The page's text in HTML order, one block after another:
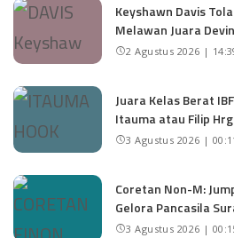
Keyshawn Davis
Melawan Juara
2 Agustus 2026 |
Juara Kelas Berat
Itauma atau Filip
3 Agustus 2026 |
Coretan Non-M:
Gelora Pancasila
3 Agustus 2026 |